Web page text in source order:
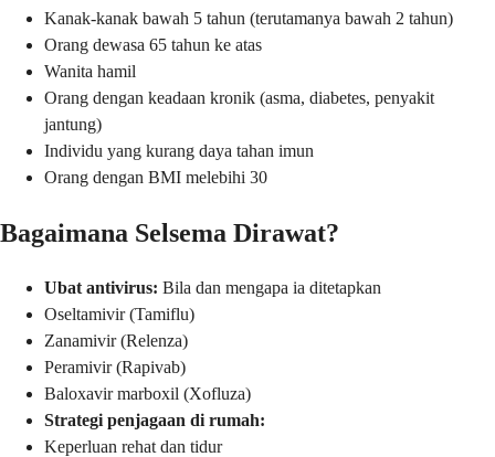
Kanak-kanak bawah 5 tahun (terutamanya bawah 2 tahun)
Orang dewasa 65 tahun ke atas
Wanita hamil
Orang dengan keadaan kronik (asma, diabetes, penyakit
jantung)
Individu yang kurang daya tahan imun
Orang dengan BMI melebihi 30
Bagaimana Selsema Dirawat?
Ubat antivirus: Bila dan mengapa ia ditetapkan
Oseltamivir (Tamiflu)
Zanamivir (Relenza)
Peramivir (Rapivab)
Baloxavir marboxil (Xofluza)
Strategi penjagaan di rumah:
Keperluan rehat dan tidur